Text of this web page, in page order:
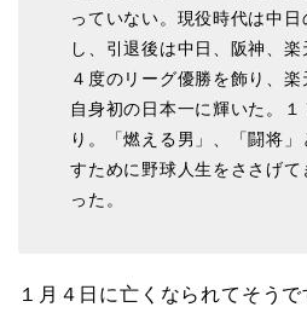
っていない。現役時代は中
し、引退後は中日、阪神、
４度のリーグ優勝を飾り、
自身初の日本一に輝いた。１
り。「燃える男」、「闘将」
すために野球人生をささげ
った。
１月４日に亡くなられてそうで